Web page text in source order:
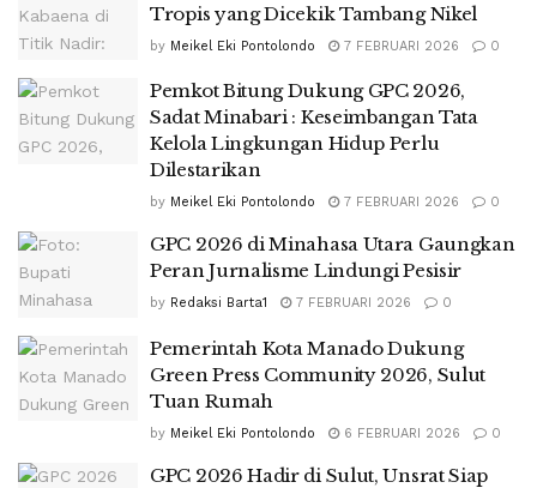
Tropis yang Dicekik Tambang Nikel
by Meikel Eki Pontolondo 7 FEBRUARI 2026 0
Pemkot Bitung Dukung GPC 2026,
Sadat Minabari : Keseimbangan Tata
Kelola Lingkungan Hidup Perlu
Dilestarikan
by Meikel Eki Pontolondo 7 FEBRUARI 2026 0
GPC 2026 di Minahasa Utara Gaungkan
Peran Jurnalisme Lindungi Pesisir
by Redaksi Barta1 7 FEBRUARI 2026 0
Pemerintah Kota Manado Dukung
Green Press Community 2026, Sulut
Tuan Rumah
by Meikel Eki Pontolondo 6 FEBRUARI 2026 0
GPC 2026 Hadir di Sulut, Unsrat Siap